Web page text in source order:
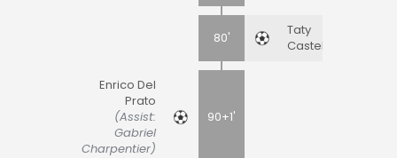
80'
Taty
Castellanos
Enrico Del
Prato
(Assist:
Gabriel
Charpentier)
90+1'